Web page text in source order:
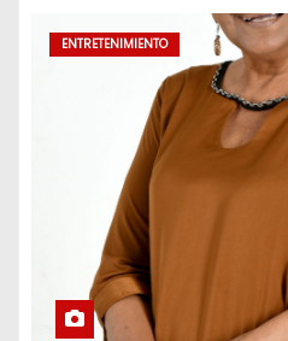
ENTRETENIMIENTO